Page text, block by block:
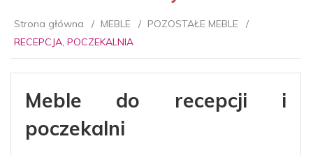
Strona główna MEBLE
POZOSTAŁE MEBLE
RECEPCJA, POCZEKALNIA
Meble do recepcji i
poczekalni